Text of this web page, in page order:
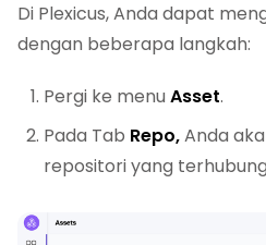
Di Plexicus, Anda dapat
dengan beberapa langkah:
Pergi ke menu Asset.
Pada Tab Repo,Anda
repositori yang